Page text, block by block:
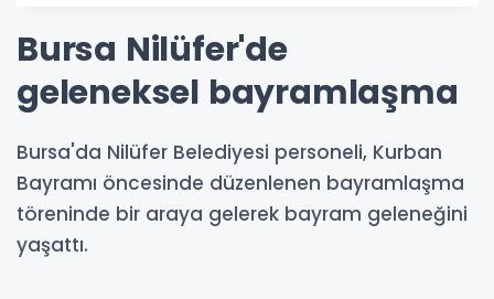
Bursa Nilüfer'de
geleneksel bayramlaşma
Bursa'da Nilüfer Belediyesi personeli, Kurban
Bayramı öncesinde düzenlenen bayramlaşma
töreninde bir araya gelerek bayram geleneğini
yaşattı.